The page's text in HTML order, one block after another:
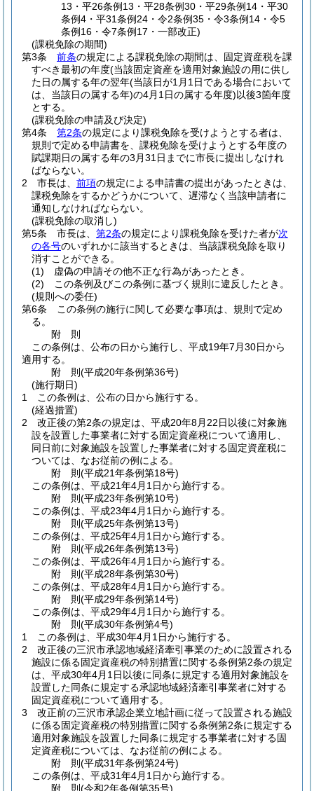
13・平26条例13・平28条例30・平29条例14・平30
条例4・平31条例24・令2条例35・令3条例14・令5
条例16・令7条例17・一部改正)
(課税免除の期間)
第3条
前条の規定による課税免除の期間は、固定資産税を課
すべき最初の年度(当該固定資産を適用対象施設の用に供し
た日の属する年の翌年(当該日が1月1日である場合において
は、当該日の属する年)の4月1日の属する年度)以後3箇年度
とする。
(課税免除の申請及び決定)
第4条
第2条の規定により課税免除を受けようとする者は、
規則で定める申請書を、課税免除を受けようとする年度の
賦課期日の属する年の3月31日までに市長に提出しなけれ
ばならない。
2
市長は、 前項の規定による申請書の提出があったときは、
課税免除をするかどうかについて、遅滞なく当該申請者に
通知しなければならない。
(課税免除の取消し)
第5条
市長は、 第2条の規定により課税免除を受けた者が次
の各号のいずれかに該当するときは、当該課税免除を取り
消すことができる。
(1)
虚偽の申請その他不正な行為があったとき。
(2)
この条例及びこの条例に基づく規則に違反したとき。
(規則への委任)
第6条
この条例の施行に関して必要な事項は、規則で定め
る。
附 則
この条例は、公布の日から施行し、平成19年7月30日から
適用する。
附 則(平成20年条例第36号)
(施行期日)
1
この条例は、公布の日から施行する。
(経過措置)
2
改正後の第2条の規定は、平成20年8月22日以後に対象施
設を設置した事業者に対する固定資産税について適用し、
同日前に対象施設を設置した事業者に対する固定資産税に
ついては、なお従前の例による。
附 則(平成21年条例第18号)
この条例は、平成21年4月1日から施行する。
附 則(平成23年条例第10号)
この条例は、平成23年4月1日から施行する。
附 則(平成25年条例第13号)
この条例は、平成25年4月1日から施行する。
附 則(平成26年条例第13号)
この条例は、平成26年4月1日から施行する。
附 則(平成28年条例第30号)
この条例は、平成28年4月1日から施行する。
附 則(平成29年条例第14号)
この条例は、平成29年4月1日から施行する。
附 則(平成30年条例第4号)
1
この条例は、平成30年4月1日から施行する。
2
改正後の三沢市承認地域経済牽引事業のために設置される
施設に係る固定資産税の特別措置に関する条例第2条の規定
は、平成30年4月1日以後に同条に規定する適用対象施設を
設置した同条に規定する承認地域経済牽引事業者に対する
固定資産税について適用する。
3
改正前の三沢市承認企業立地計画に従って設置される施設
に係る固定資産税の特別措置に関する条例第2条に規定する
適用対象施設を設置した同条に規定する事業者に対する固
定資産税については、なお従前の例による。
附 則(平成31年条例第24号)
この条例は、平成31年4月1日から施行する。
附 則(令和2年条例第35号)